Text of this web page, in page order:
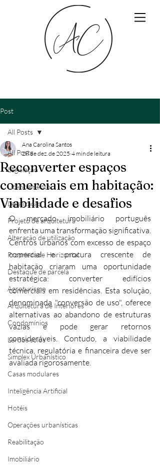
Post
All Posts
Legislação
Licenciamento
Legalização
Projeto de arquitetura
Alteração de utilização
Propriedade Horizontal
Destaque de parcela
Agroturismo
Arquitetura de Interiores
Condomínios
Lei dos solos
Simplex Urbanístico
Casas modulares
Inteligência Artificial
Hotéis
Operações urbanísticas
Reabilitação
Imobiliário
All Posts
Reconverter espaços
comerciais em habitação:
Viabilidade e desafios
Ana Carolina Santos
28 de dez. de 2025 4 min de leitura
O mercado imobiliário português
enfrenta uma transformação significativa.
Centros urbanos com excesso de espaço
comercial e procura crescente de
habitação criaram uma oportunidade
estratégica: converter edifícios
comerciais em residências. Esta solução,
denominada "conversão de uso", oferece
alternativas ao abandono de estruturas
vazias e pode gerar retornos
consideráveis. Contudo, a viabilidade
técnica, regulatória e financeira deve ser
avaliada rigorosamente.